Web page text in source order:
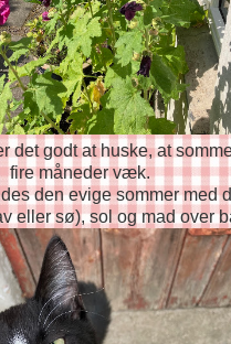
det godt at huske, at
fire måneder væk.
den evige sommer med
eller sø), sol og mad over